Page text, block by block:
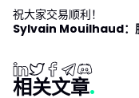
祝大家交易顺利！
Sylvain Mouilhaud：
相关文章